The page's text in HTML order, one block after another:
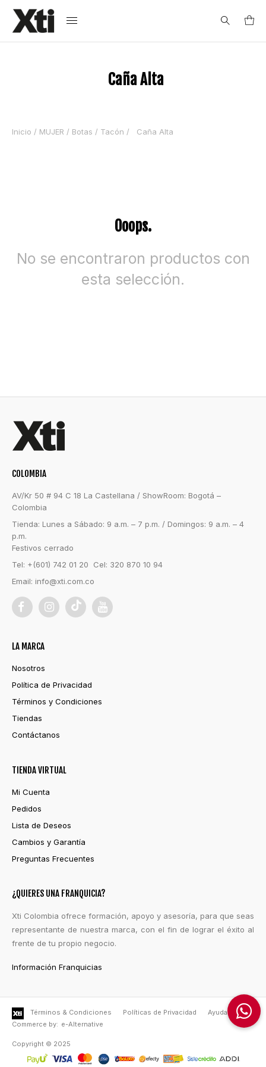
Caña Alta
Inicio / MUJER / Botas / Tacón / Caña Alta
Ooops.
No se encontraron productos con
esta selección.
COLOMBIA
AV/Kr 50 # 94 C 18 La Castellana / ShowRoom: Bogotá –
Colombia
Tienda: Lunes a Sábado: 9 a.m. – 7 p.m. / Domingos: 9 a.m. – 4
p.m.
Festivos cerrado
Tel: +(601) 742 01 20 Cel: 320 870 10 94
Email: info@xti.com.co
LA MARCA
Nosotros
Política de Privacidad
Términos y Condiciones
Tiendas
Contáctanos
TIENDA VIRTUAL
Mi Cuenta
Pedidos
Lista de Deseos
Cambios y Garantía
Preguntas Frecuentes
¿QUIERES UNA FRANQUICIA?
Xti Colombia ofrece formación, apoyo y asesoría, para que seas
representante de nuestra marca, con el fin de lograr el éxito al
frente de tu propio negocio.
Información Franquicias
Términos & Condiciones Políticas de Privacidad Ayuda
e-
Commerce by: e-Alternative
Copyright © 2025